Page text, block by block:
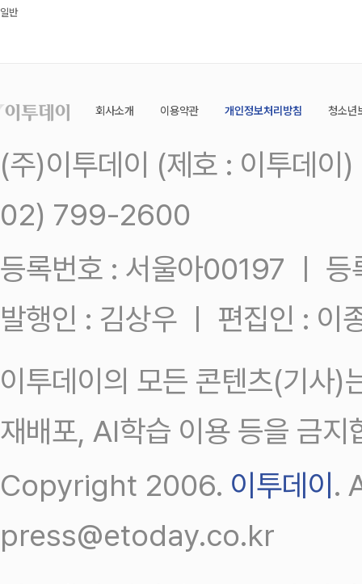
일반
회사소개 이용약관 개인정보처리방침 청소년
(주)이투데이 (제호 : 이투데
02) 799-2600
등록번호 : 서울아00197 ㅣ
발행인 : 김상우 ㅣ 편집인 : 이
이투데이의 모든 콘텐츠(기사)
재배포, AI학습 이용 등을 금지
Copyright 2006. 이투데이 .
press@etoday.co.kr